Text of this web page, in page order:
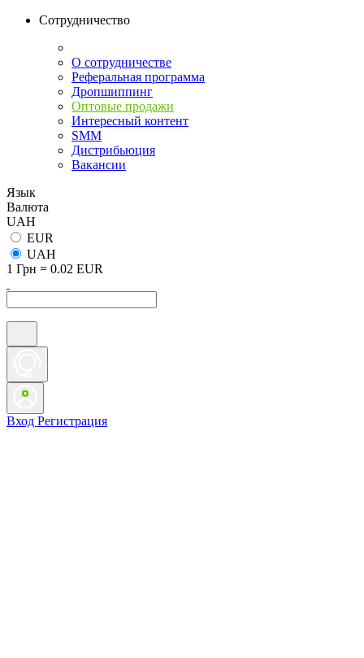
Сотрудничество
О сотрудничестве
Реферальная программа
Дропшиппинг
Оптовые продажи
Интересный контент
SMM
Дистрибьюция
Вакансии
Язык
Валюта
UAH
EUR
UAH
1 Грн = 0.02 EUR
Вход Регистрация